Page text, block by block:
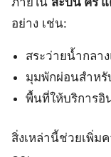
อย่าง เช่น:
สระว่ายน้ำกลา
มุมพักผ่อนสำห
พื้นที่ให้บริการอิ
สิ่งเหล่านี้ช่วยเพิ่ม